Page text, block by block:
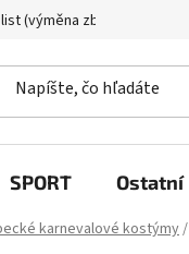
(výměna zboží)
SPORT Ostatní
karnevalové kostýmy/